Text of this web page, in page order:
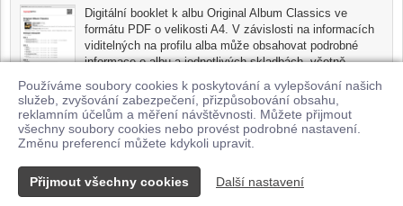
Používáme soubory cookies k poskytování a vylepšování našich
služeb, zvyšování zabezpečení, přizpůsobování obsahu,
reklamním účelům a měření návštěvnosti. Můžete přijmout
všechny soubory cookies nebo provést podrobné nastavení.
Změnu preferencí můžete kdykoli upravit.
Přijmout všechny cookies Další nastavení
Digitální booklet k albu Original Album Classics ve
formátu PDF o velikosti A4. V závislosti na informacích
viditelných na profilu alba může obsahovat podrobné
informace o albu a jednotlivých skladbách, včetně
seznamu participujících umělců, přesného data a místa
nahrání pro každou ze skladeb. Digitální booklet je tisknutelnou
variantou profilu alba.
Pro možnost stažení doprovodných materiálů je nutné mít zakoupenu
minimálně jednu skladbu z tohoto alba.
Kontakt | © 2026 Supraphonline.cz